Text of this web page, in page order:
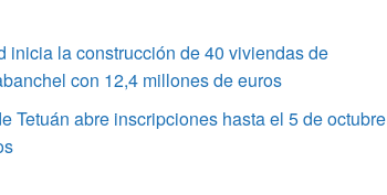
inicia la construcción de 40 viviendas de
con 12,4 millones de euros
Tetuán abre inscripciones hasta el 5 de octubre